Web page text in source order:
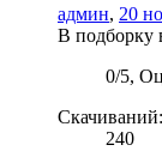
админ, 20
В подборку
0/5,
Скачиваний:
240